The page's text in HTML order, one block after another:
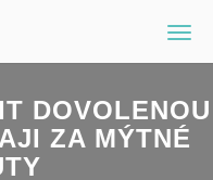
DOVOLENOU
ZA MÝTNÉ